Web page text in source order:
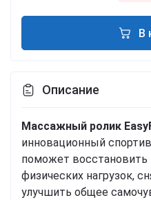
В
Описание
Массажный ролик
инновационный
поможет
физических нагрузок,
улучшить общее